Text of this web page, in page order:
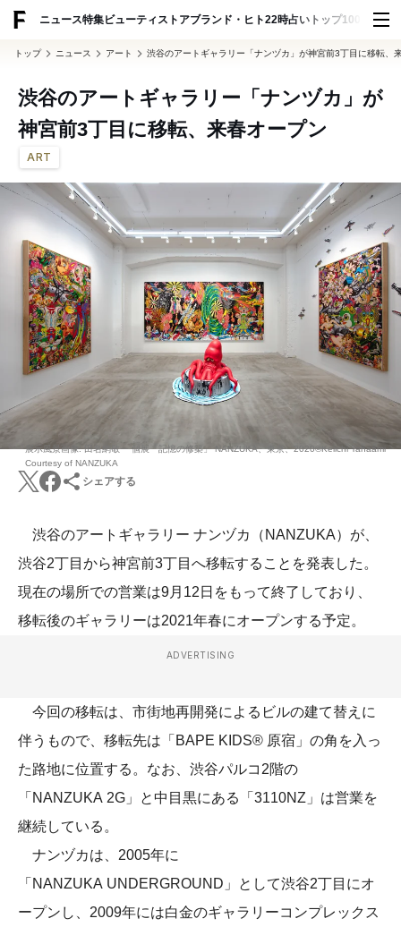
ニュース特集ビューティ ストアブランド・ヒト22時占い トップ100 スナッ
トップ ニュース アート 渋谷のアートギャラリー「ナンヅカ」が神宮前3丁目に移転、
渋谷のアートギャラリー「ナンヅカ」が
神宮前3丁目に移転、来春オープン
ART
展示風景画像: 田名網敬一 個展「記憶の修築」 NANZUKA、東京、2020©Keiichi Tanaami
Courtesy of NANZUKA
シェアする
渋谷のアートギャラリー ナンヅカ（NANZUKA）が、
渋谷2丁目から神宮前3丁目へ移転することを発表した。
現在の場所での営業は9月12日をもって終了しており、
移転後のギャラリーは2021年春にオープンする予定。
ADVERTISING
今回の移転は、市街地再開発によるビルの建て替えに
伴うもので、移転先は「BAPE KIDS® 原宿」の角を入っ
た路地に位置する。なお、渋谷パルコ2階の
「NANZUKA 2G」と中目黒にある「3110NZ」は営業を
継続している。
ナンヅカは、2005年に
「NANZUKA UNDERGROUND」として渋谷2丁目にオ
ープンし、2009年には白金のギャラリーコンプレックス